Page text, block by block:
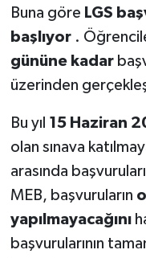
Buna göre LGS
başlıyor.
gününe kadar
üzerinden
Bu yıl 15 Haziran
olan sınava
arasında
MEB, başvuruların
yapılmayacağını
başvurularının